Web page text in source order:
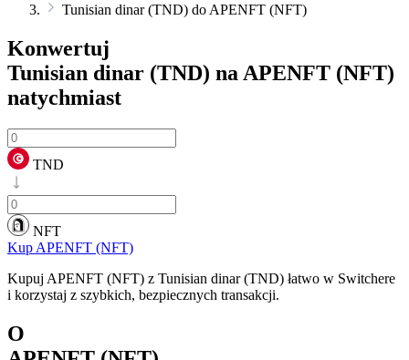
Tunisian dinar (TND) do APENFT (NFT)
Konwertuj
Tunisian dinar (TND) na APENFT (NFT)
natychmiast
TND
NFT
Kup APENFT (NFT)
Kupuj APENFT (NFT) z Tunisian dinar (TND) łatwo w Switchere
i korzystaj z szybkich, bezpiecznych transakcji.
O